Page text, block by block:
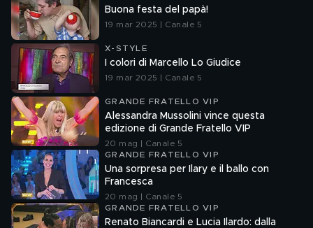
Buona festa del papà!
19 mar 2025 | Canale 5
X-STYLE
I colori di Marcello Lo Giudice
19 mar 2025 | Canale 5
GRANDE FRATELLO VIP
Alessandra Mussolini vince questa
edizione di Grande Fratello VIP
20 mag | Canale 5
GRANDE FRATELLO VIP
Una sorpresa per Ilary e il ballo con
Francesca
20 mag | Canale 5
GRANDE FRATELLO VIP
Renato Biancardi e Lucia Ilardo: dalla